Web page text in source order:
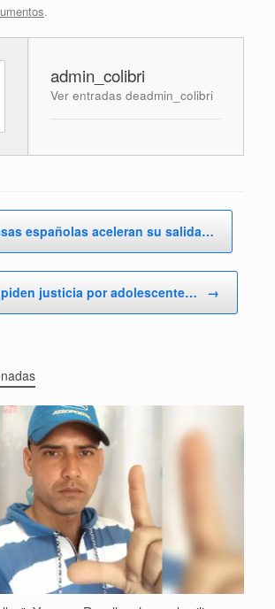
.
admin_colibri
Ver entradas deadmin_colibri
españolas aceleran su salida…
piden justicia por adolescente… →